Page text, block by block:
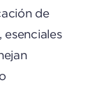
de
esenciales